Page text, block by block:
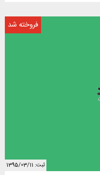
فروخته شد
ثبت: 1395/03/11